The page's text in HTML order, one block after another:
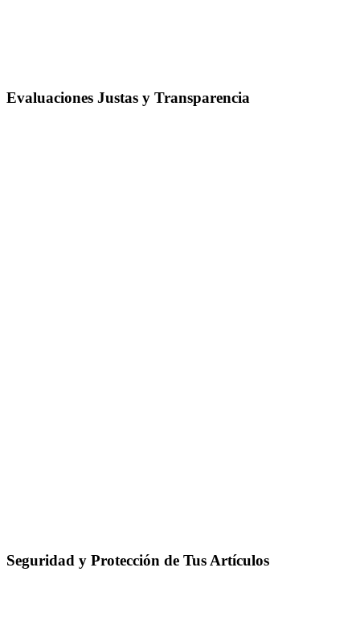
Evaluaciones Justas y Transparencia
Seguridad y Protección de Tus Artículos